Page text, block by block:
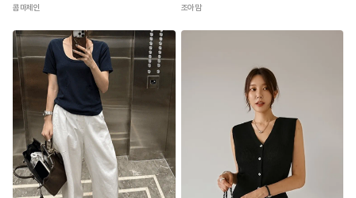
콤마제인 조아맘